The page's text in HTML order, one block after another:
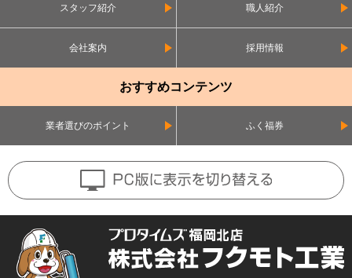
スタッフ紹介 職人紹介
会社案内 採用情報
おすすめコンテンツ
業者選びのポイント ふく福券